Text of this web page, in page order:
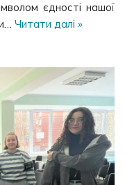
єдності нашої
Читати далі »